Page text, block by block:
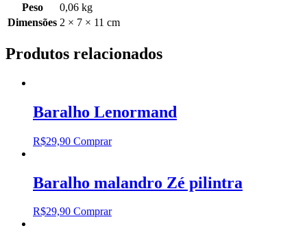
Peso
0,06 kg
Dimensões 2 × 7 × 11 cm
Produtos relacionados
Baralho Lenormand
R$29,90 Comprar
Baralho malandro Zé pilintra
R$29,90 Comprar